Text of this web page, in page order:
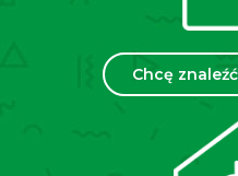
Chcę
Oferta na wyłączność!
Zgodnie z ustawą o
Rozdział 2, Art. 180, pkt
pośrednictwa w kupnie.
1997 r. O gospodarce